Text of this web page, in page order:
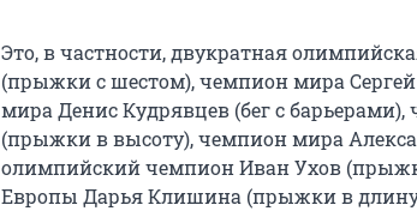
Это, в частности, двукратная
(прыжки с шестом), чемпион мира
мира Денис Кудрявцев (бег с
(прыжки в высоту), чемпион мира
олимпийский чемпион Иван Ухов
Европы Дарья Клишина (прыжки в